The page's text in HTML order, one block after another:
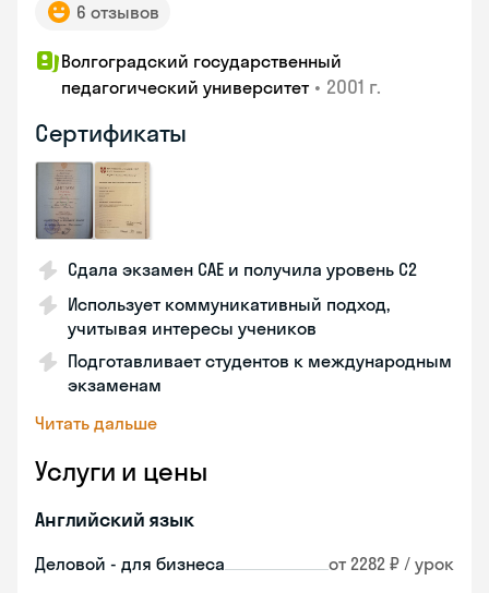
6 отзывов
Волгоградский государственный
педагогический университет • 2001 г.
Сертификаты
Сдала экзамен CAE и получила уровень С2
Использует коммуникативный подход,
учитывая интересы учеников
Подготавливает студентов к международным
экзаменам
Читать дальше
Услуги и цены
Английский язык
Деловой - для бизнеса от 2282 ₽ / урок